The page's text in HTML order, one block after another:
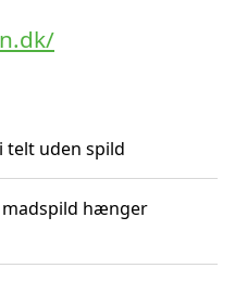
telt uden spild
hænger